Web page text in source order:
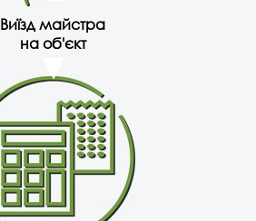
Виїзд майстра
на об'єкт